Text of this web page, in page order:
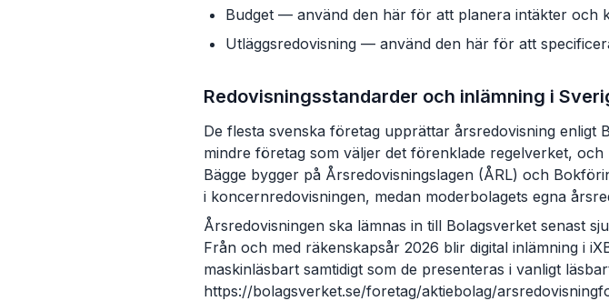
Budget — använd den här för att planera intäkter och
Utläggsredovisning — använd den här för att
Redovisningsstandarder och inlämning i
De flesta svenska företag upprättar årsredovisning enligt
mindre företag som väljer det förenklade regelverket,
Bägge bygger på Årsredovisningslagen (ÅRL) och
i koncernredovisningen, medan moderbolagets egna
Årsredovisningen ska lämnas in till Bolagsverket senast
Från och med räkenskapsår 2026 blir digital inlämning i
maskinläsbart samtidigt som de presenteras i vanligt
https://bolagsverket.se/foretag/aktiebolag/